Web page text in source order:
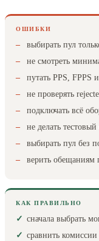
ОШИБКИ
выбирать пул
не смотреть
путать PPS, FPPS
не проверять
подключать всё
не делать
выбирать пул без
верить обещаниям
КАК ПРАВИЛЬНО
сначала выбрать
сравнить